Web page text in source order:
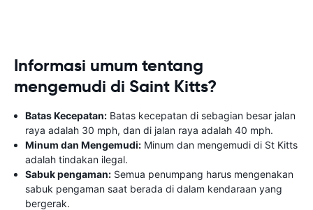
Informasi umum tentang
mengemudi di Saint Kitts?
Batas Kecepatan: Batas kecepatan di sebagian besar jalan
raya adalah 30 mph, dan di jalan raya adalah 40 mph.
Minum dan Mengemudi: Minum dan mengemudi di St Kitts
adalah tindakan ilegal.
Sabuk pengaman: Semua penumpang harus mengenakan
sabuk pengaman saat berada di dalam kendaraan yang
bergerak.